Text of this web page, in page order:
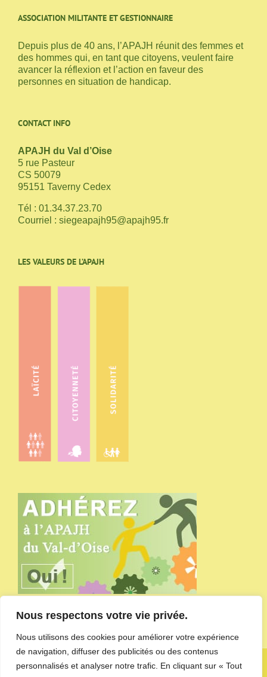
Nous respectons votre vie privée.
Nous utilisons des cookies pour améliorer votre expérience
de navigation, diffuser des publicités ou des contenus
personnalisés et analyser notre trafic. En cliquant sur « Tout
ASSOCIATION MILITANTE ET GESTIONNAIRE
Depuis plus de 40 ans, l’APAJH réunit des femmes et
des hommes qui, en tant que citoyens, veulent faire
avancer la réflexion et l’action en faveur des
personnes en situation de handicap.
CONTACT INFO
APAJH du Val d’Oise
5 rue Pasteur
CS 50079
95151 Taverny Cedex
Tél : 01.34.37.23.70
Courriel : siegeapajh95@apajh95.fr
LES VALEURS DE L’APAJH
Copyright APAJH du Val-d'Oise - site administré parl'agence de
communication CDKIT
Mentions Légales et Politique de